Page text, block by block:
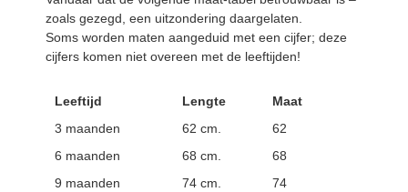
zoals gezegd, een uitzondering daargelaten.
Soms worden maten aangeduid met een cijfer; deze
cijfers komen niet overeen met de leeftijden!
Leeftijd Lengte
Maat
3 maanden
62 cm.
62
6 maanden
68 cm.
68
9 maanden
74 cm.
74